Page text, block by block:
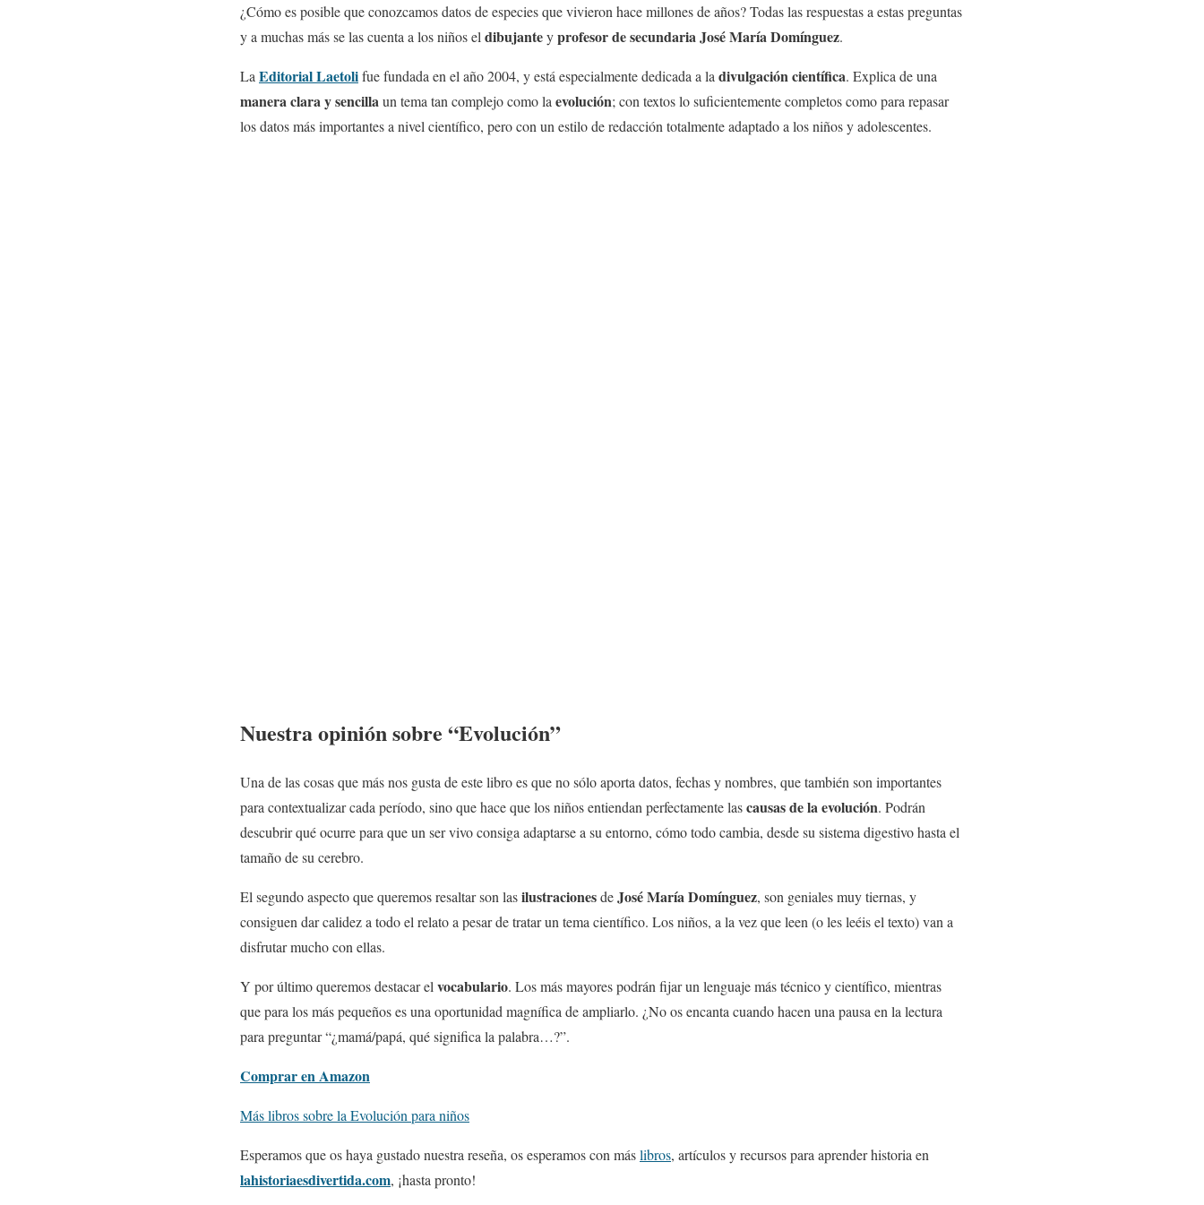
¿Cómo es posible que conozcamos datos de especies que vivieron hace millones de años? Todas las respuestas a estas preguntas
y a muchas más se las cuenta a los niños el dibujanteyprofesor de secundariaJosé María Domínguez.
La Editorial Laetolifue fundada en el año 2004, y está especialmente dedicada a la divulgación científica. Explica de una
manera clara y sencillaun tema tan complejo como la evolución; con textos lo suficientemente completos como para repasar
los datos más importantes a nivel científico, pero con un estilo de redacción totalmente adaptado a los niños y adolescentes.
Nuestra opinión sobre “Evolución”
Una de las cosas que más nos gusta de este libro es que no sólo aporta datos, fechas y nombres, que también son importantes
para contextualizar cada período, sino que hace que los niños entiendan perfectamente lascausas de la evolución. Podrán
descubrir qué ocurre para que un ser vivo consiga adaptarse a su entorno, cómo todo cambia, desde su sistema digestivo hasta el
tamaño de su cerebro.
El segundo aspecto que queremos resaltar son lasilustracionesdeJosé María Domínguez, son geniales muy tiernas, y
consiguen dar calidez a todo el relato a pesar de tratar un tema científico. Los niños, a la vez que leen (o les leéis el texto) van a
disfrutar mucho con ellas.
Y por último queremos destacar el vocabulario. Los más mayores podrán fijar un lenguaje más técnico y científico, mientras
que para los más pequeños es una oportunidad magnífica de ampliarlo. ¿No os encanta cuando hacen una pausa en la lectura
para preguntar “¿mamá/papá, qué significa la palabra…?”.
Comprar en Amazon
Más libros sobre la Evolución para niños
Esperamos que os haya gustado nuestra reseña, os esperamos con máslibros, artículos y recursos para aprender historia en
lahistoriaesdivertida.com, ¡hasta pronto!